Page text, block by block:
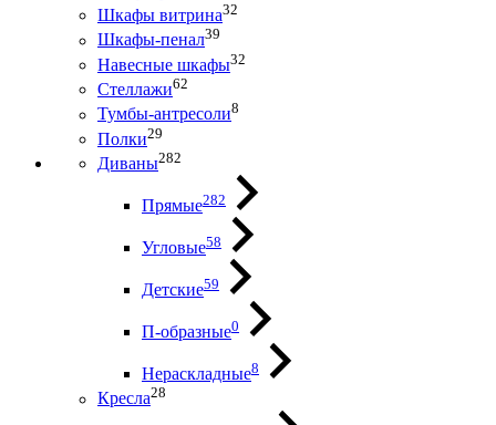
Шкафы витрина32
Шкафы-пенал39
Навесные шкафы32
Стеллажи62
Тумбы-антресоли8
Полки29
Диваны282
Прямые282
Угловые58
Детские59
П-образные0
Нераскладные8
Кресла28